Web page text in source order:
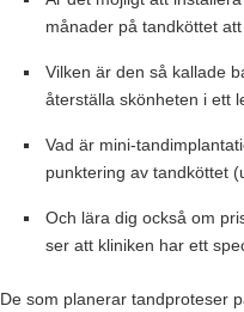
månader på tandköttet
Vilken är den så kallade
återställa skönheten i ett
Vad är mini-
punktering av tandköttet
Och lära dig också om
ser att kliniken har ett
De som planerar tandproteser